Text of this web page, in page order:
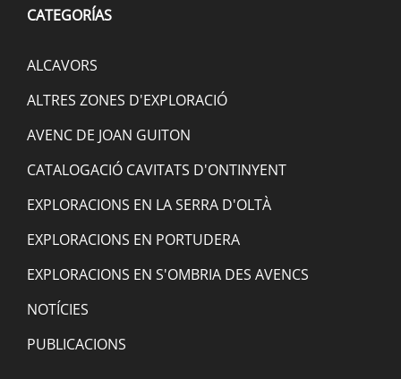
CATEGORÍAS
ALCAVORS
ALTRES ZONES D'EXPLORACIÓ
AVENC DE JOAN GUITON
CATALOGACIÓ CAVITATS D'ONTINYENT
EXPLORACIONS EN LA SERRA D'OLTÀ
EXPLORACIONS EN PORTUDERA
EXPLORACIONS EN S'OMBRIA DES AVENCS
NOTÍCIES
PUBLICACIONS